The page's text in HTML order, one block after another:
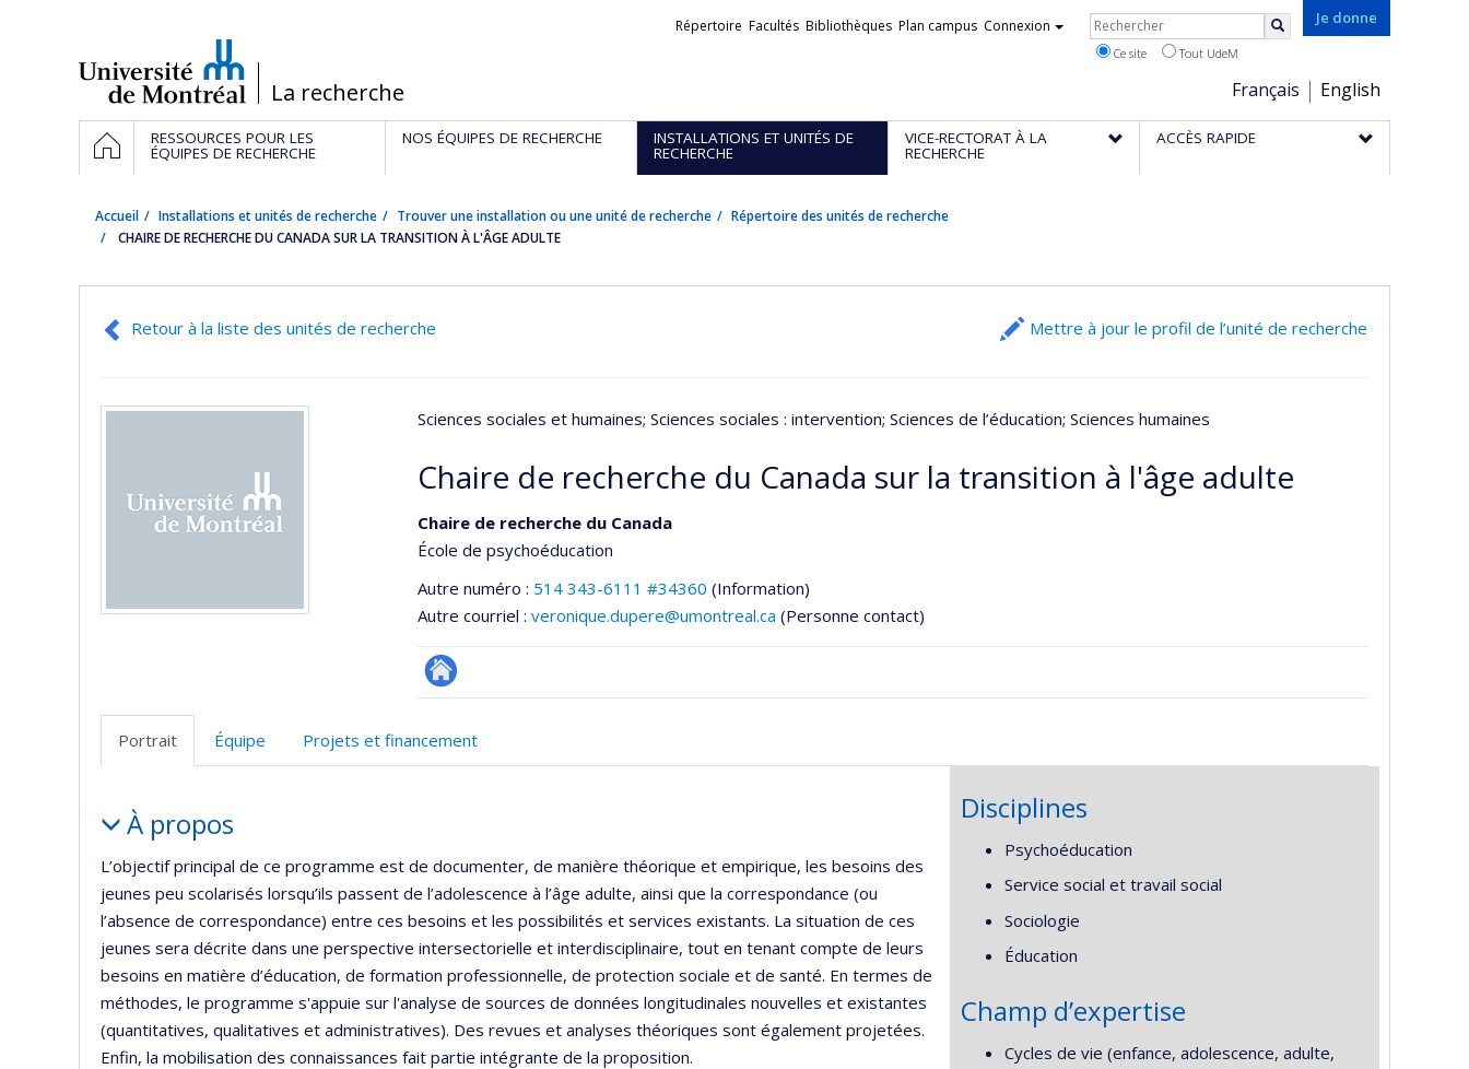
/La recherche
Je donne
Choix
de
la
Français English
Liens
Répertoire Facultés Bibliothèques Plan campus Connexion Rechercher
Ce site Tout UdeM
Navigation
principale
ACCUEILRESSOURCES POUR LES
ÉQUIPES DE RECHERCHE
NOS ÉQUIPES DE RECHERCHE INSTALLATIONS ET UNITÉS DE
RECHERCHE
VICE-RECTORAT À LA
RECHERCHE
ACCÈS RAPIDE
Accueil Installations et unités de recherche Trouver une installation ou une unité de recherche
Répertoire des unités de recherche
CHAIRE DE RECHERCHE DU CANADA SUR LA TRANSITION À L'ÂGE ADULTE
Retour à la liste des unités de recherche Mettre à jour le profil de l’unité de recherche
Sciences sociales et humaines; Sciences sociales : intervention; Sciences de l’éducation; Sciences humaines
Chaire de recherche du Canada sur la transition à l'âge adulte
Chaire de recherche du Canada
École de psychoéducation
Autre numéro : 514 343-6111 #34360 (Information)
Autre courriel : veronique.dupere@umontreal.ca (Personne contact)
Site
Portrait Équipe Projets et financement
Portrait
À propos
L’objectif principal de ce programme est de documenter, de manière théorique et empirique, les besoins des
jeunes peu scolarisés lorsqu’ils passent de l’adolescence à l’âge adulte, ainsi que la correspondance (ou
l’absence de correspondance) entre ces besoins et les possibilités et services existants. La situation de ces
jeunes sera décrite dans une perspective intersectorielle et interdisciplinaire, tout en tenant compte de leurs
besoins en matière d’éducation, de formation professionnelle, de protection sociale et de santé. En termes de
méthodes, le programme s'appuie sur l'analyse de sources de données longitudinales nouvelles et existantes
(quantitatives, qualitatives et administratives). Des revues et analyses théoriques sont également projetées.
Enfin, la mobilisation des connaissances fait partie intégrante de la proposition.
Disciplines
Psychoéducation
Service social et travail social
Sociologie
Éducation
Champ d’expertise
Cycles de vie (enfance, adolescence, adulte,